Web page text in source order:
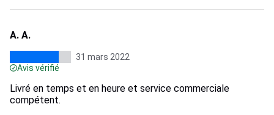
A. A.
31 mars 2022
Avis vérifié
Livré en temps et en heure et service commerciale
compétent.